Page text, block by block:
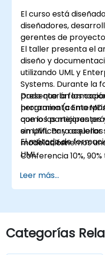
El curso está
diseñadores,
gerentes de
El taller presenta el
diseño y
utilizando UML y
Systems. Durante la
presentarán las
programa (como
como las mejores
simplificar y
modelación.
Dado que la
herramienta
que los
en UML. Para
modelar, tenemos
UML.
El método de
Conferencia 10%,
Leer más...
Categorías